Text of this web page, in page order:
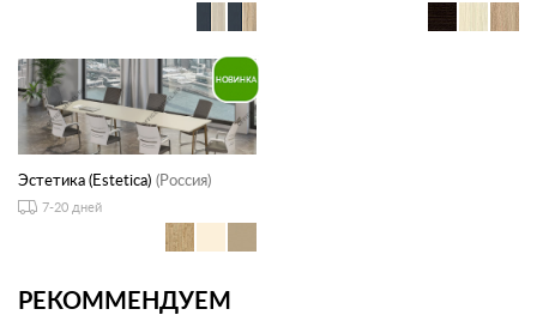
Эстетика (Estetica) (Россия)
7-20 дней
РЕКОММЕНДУЕМ